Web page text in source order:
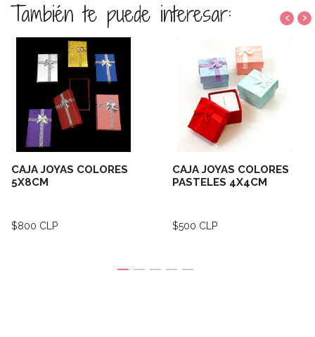
También te puede interesar:
CAJA JOYAS COLORES
5X8CM
$800 CLP
CAJA JOYAS COLORES
PASTELES 4X4CM
$500 CLP
‹ ›